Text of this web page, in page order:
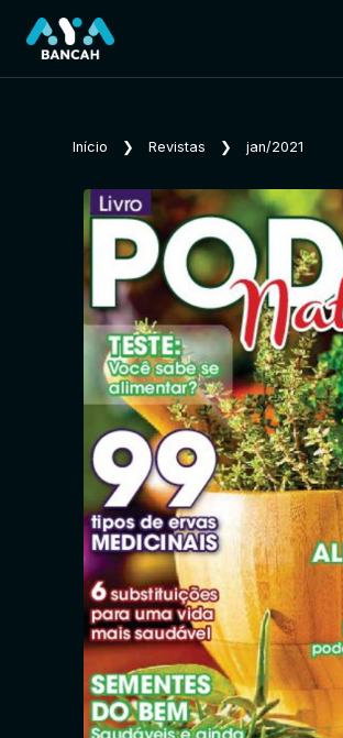
Início ❯ Revistas ❯ jan/2021